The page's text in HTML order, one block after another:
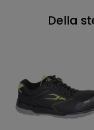
Della